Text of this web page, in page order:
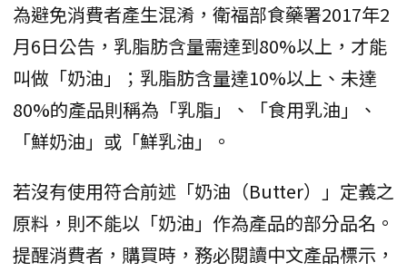
為避免消費者產生混淆，衛福部食藥署2017年2
月6日公告，乳脂肪含量需達到80%以上，才能
叫做「奶油」；乳脂肪含量達10%以上、未達
80%的產品則稱為「乳脂」、「食用乳油」、
「鮮奶油」或「鮮乳油」。
若沒有使用符合前述「奶油（Butter）」定義之
原料，則不能以「奶油」作為產品的部分品名。
提醒消費者，購買時，務必閱讀中文產品標示，